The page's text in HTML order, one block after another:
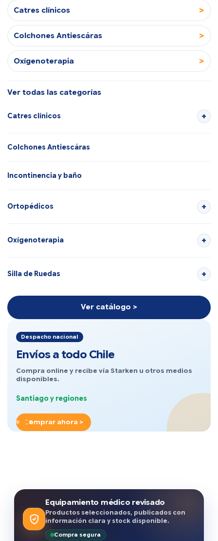
Catres clínicos >
Colchones Antiescáras >
Oxígenoterapia >
Ver todas las categorías
Catres clínicos
Colchones Antiescáras
Incontinencia y baño
Ortopédicos
Oxígenoterapia
Silla de Ruedas
Ver catálogo >
Despacho nacional
Envíos a todo Chile
Compra online y recibe vía Starken u otros medios
disponibles.
Santiago y regiones
Comprar ahora >
Equipamiento médico revisado
Productos seleccionados, publicados con
información clara y stock disponible.
Compra segura